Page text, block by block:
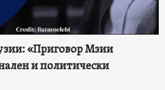
«Приговор Мзии
и политически